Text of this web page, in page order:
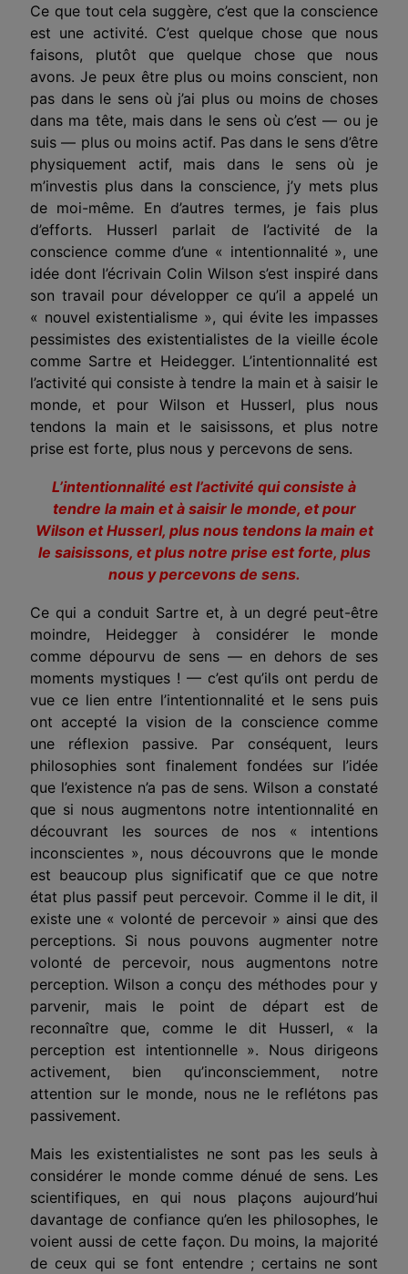
Ce que tout cela suggère, c’est que la conscience
est une activité. C’est quelque chose que nous
faisons, plutôt que quelque chose que nous
avons. Je peux être plus ou moins conscient, non
pas dans le sens où j’ai plus ou moins de choses
dans ma tête, mais dans le sens où c’est — ou je
suis — plus ou moins actif. Pas dans le sens d’être
physiquement actif, mais dans le sens où je
m’investis plus dans la conscience, j’y mets plus
de moi-même. En d’autres termes, je fais plus
d’efforts. Husserl parlait de l’activité de la
conscience comme d’une « intentionnalité », une
idée dont l’écrivain Colin Wilson s’est inspiré dans
son travail pour développer ce qu’il a appelé un
« nouvel existentialisme », qui évite les impasses
pessimistes des existentialistes de la vieille école
comme Sartre et Heidegger. L’intentionnalité est
l’activité qui consiste à tendre la main et à saisir le
monde, et pour Wilson et Husserl, plus nous
tendons la main et le saisissons, et plus notre
prise est forte, plus nous y percevons de sens.
L’intentionnalité est l’activité qui consiste à
tendre la main et à saisir le monde, et pour
Wilson et Husserl, plus nous tendons la main et
le saisissons, et plus notre prise est forte, plus
nous y percevons de sens.
Ce qui a conduit Sartre et, à un degré peut-être
moindre, Heidegger à considérer le monde
comme dépourvu de sens — en dehors de ses
moments mystiques ! — c’est qu’ils ont perdu de
vue ce lien entre l’intentionnalité et le sens puis
ont accepté la vision de la conscience comme
une réflexion passive. Par conséquent, leurs
philosophies sont finalement fondées sur l’idée
que l’existence n’a pas de sens. Wilson a constaté
que si nous augmentons notre intentionnalité en
découvrant les sources de nos « intentions
inconscientes », nous découvrons que le monde
est beaucoup plus significatif que ce que notre
état plus passif peut percevoir. Comme il le dit, il
existe une « volonté de percevoir » ainsi que des
perceptions. Si nous pouvons augmenter notre
volonté de percevoir, nous augmentons notre
perception. Wilson a conçu des méthodes pour y
parvenir, mais le point de départ est de
reconnaître que, comme le dit Husserl, « la
perception est intentionnelle ». Nous dirigeons
activement, bien qu’inconsciemment, notre
attention sur le monde, nous ne le reflétons pas
passivement.
Mais les existentialistes ne sont pas les seuls à
considérer le monde comme dénué de sens. Les
scientifiques, en qui nous plaçons aujourd’hui
davantage de confiance qu’en les philosophes, le
voient aussi de cette façon. Du moins, la majorité
de ceux qui se font entendre ; certains ne sont